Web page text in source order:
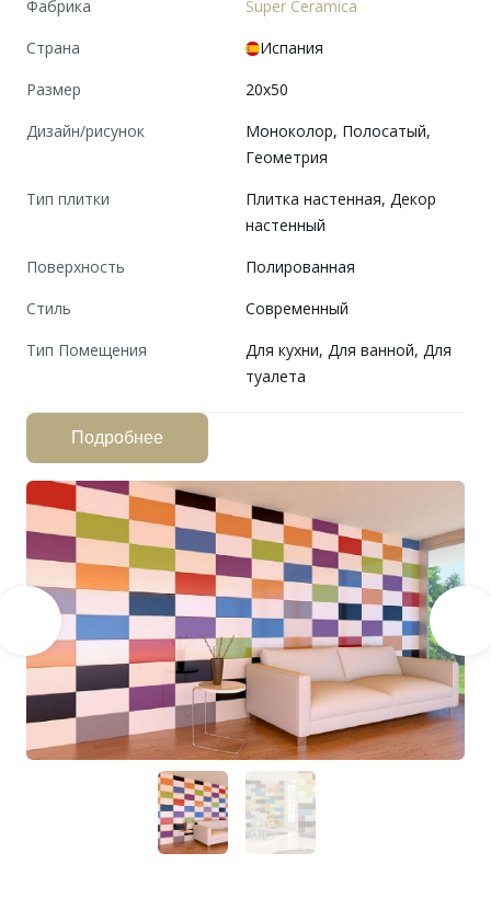
Фабрика
Super Ceramica
Страна
Испания
Размер
20x50
Дизайн/рисунок
Моноколор, Полосатый,
Геометрия
Тип плитки
Плитка настенная, Декор
настенный
Поверхность
Полированная
Cтиль
Современный
Тип Помещения
Для кухни, Для ванной, Для
туалета
Подробнее